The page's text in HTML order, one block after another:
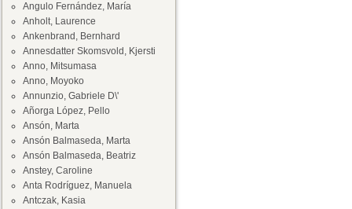
Angulo Fernández, María
Anholt, Laurence
Ankenbrand, Bernhard
Annesdatter Skomsvold, Kjersti
Anno, Mitsumasa
Anno, Moyoko
Annunzio, Gabriele D\'
Añorga López, Pello
Ansón, Marta
Ansón Balmaseda, Marta
Ansón Balmaseda, Beatriz
Anstey, Caroline
Anta Rodríguez, Manuela
Antczak, Kasia